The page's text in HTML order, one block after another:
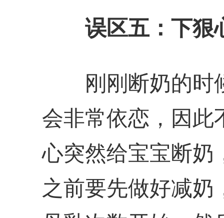
误区五：下狠
刚刚断奶的时
会非常依恋，因此
心突然给宝宝断奶
之前要先做好减奶